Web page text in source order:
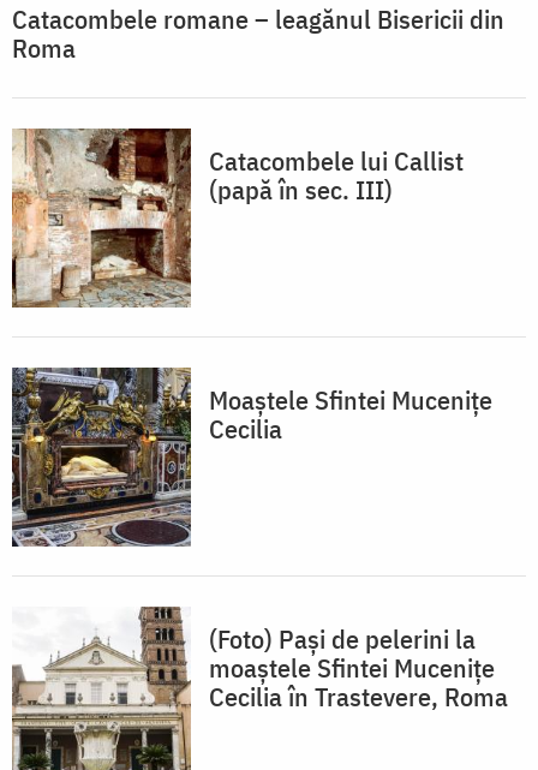
Catacombele romane – leagănul Bisericii din
Roma
Catacombele lui Callist
(papă în sec. III)
Moaștele Sfintei Mucenițe
Cecilia
(Foto) Pași de pelerini la
moaștele Sfintei Mucenițe
Cecilia în Trastevere, Roma